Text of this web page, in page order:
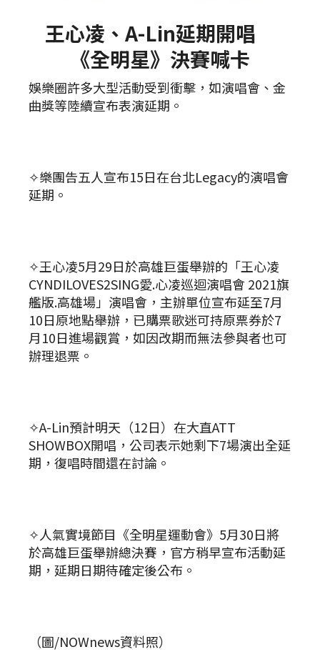
王心凌、A-Lin延期開唱
《全明星》決賽喊卡
娛樂圈許多大型活動受到衝擊，如演唱會、金
曲獎等陸續宣布表演延期。
✧樂團告五人宣布15日在台北Legacy的演唱會
延期。
✧王心凌5月29日於高雄巨蛋舉辦的「王心凌
CYNDILOVES2SING愛.心凌巡迴演唱會 2021旗
艦版.高雄場」演唱會，主辦單位宣布延至7月
10日原地點舉辦，已購票歌迷可持原票券於7
月10日進場觀賞，如因改期而無法參與者也可
辦理退票。
✧A-Lin預計明天（12日）在大直ATT
SHOWBOX開唱，公司表示她剩下7場演出全延
期，復唱時間還在討論。
✧人氣實境節目《全明星運動會》5月30日將
於高雄巨蛋舉辦總決賽，官方稍早宣布活動延
期，延期日期待確定後公布。
（圖/NOWnews資料照）